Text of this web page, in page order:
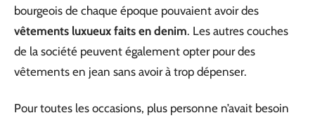
bourgeois de chaque époque pouvaient avoir des
vêtements luxueux faits en denim. Les autres couches
de la société peuvent également opter pour des
vêtements en jean sans avoir à trop dépenser.
Pour toutes les occasions, plus personne n’avait besoin